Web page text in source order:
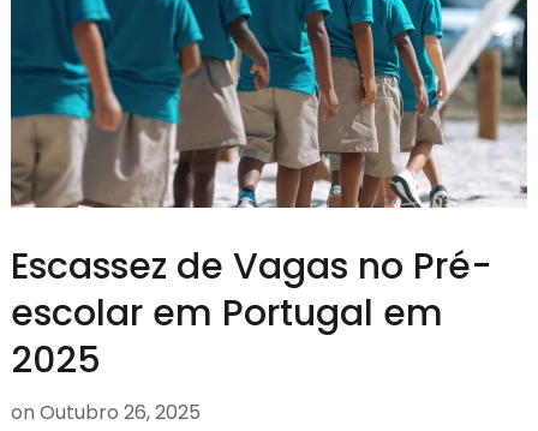
Escassez de Vagas no Pré-
escolar em Portugal em
2025
on Outubro 26, 2025